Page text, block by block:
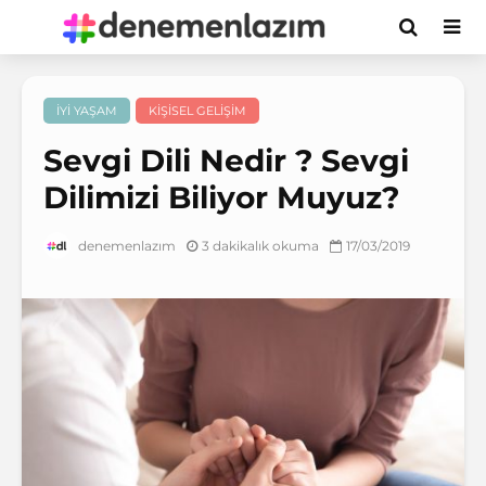
İYI YAŞAM KIŞISEL GELIŞIM
Sevgi Dili Nedir ? Sevgi
Dilimizi Biliyor Muyuz?
denemenlazım 3 dakikalık okuma 17/03/2019